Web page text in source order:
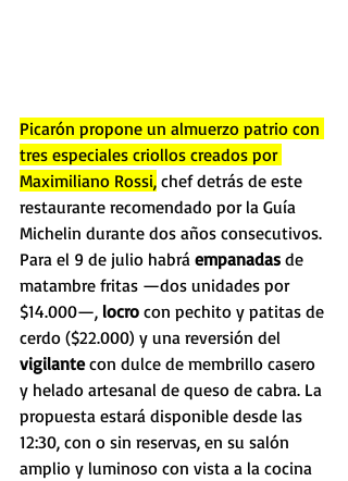
Picarón propone un almuerzo patrio con
tres especiales criollos creados por
Maximiliano Rossi, chef detrás de este
restaurante recomendado por la Guía
Michelin durante dos años consecutivos.
Para el 9 de julio habrá empanadas de
matambre fritas —dos unidades por
$14.000—, locro con pechito y patitas de
cerdo ($22.000) y una reversión del
vigilante con dulce de membrillo casero
y helado artesanal de queso de cabra. La
propuesta estará disponible desde las
12:30, con o sin reservas, en su salón
amplio y luminoso con vista a la cocina